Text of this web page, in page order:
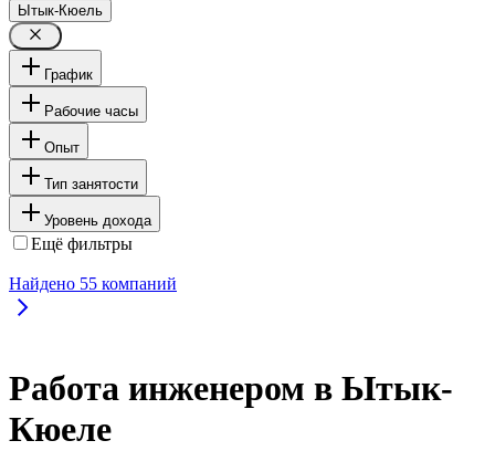
Ытык-Кюель
График
Рабочие часы
Опыт
Тип занятости
Уровень дохода
Ещё фильтры
Найдено 55 компаний
Работа инженером в Ытык-
Кюеле